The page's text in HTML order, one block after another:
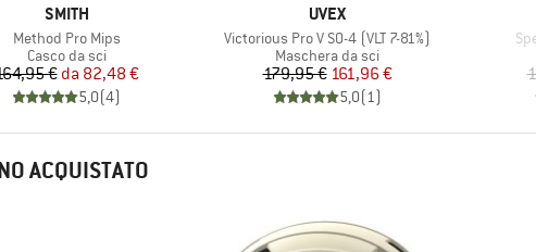
MARCHIO
SMITH
Articolo
Method Pro Mips
Gruppo di prodotti
Casco da sci
Prezzo
€ Prezzo ridotto
da 82,48 €
5,0(4)
MARCHIO
UVEX
Articolo
Victorious Pro V S0-4 (VLT 7-81%)
Gruppo di prodotti
Maschera da sci
Prezzo
179,95 €Prezzo ridotto
161,96 €
5,0(1)
ACQUISTATO